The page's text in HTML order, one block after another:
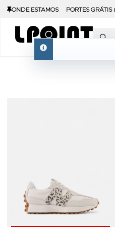
ONDE ESTAMOS PORTES
info